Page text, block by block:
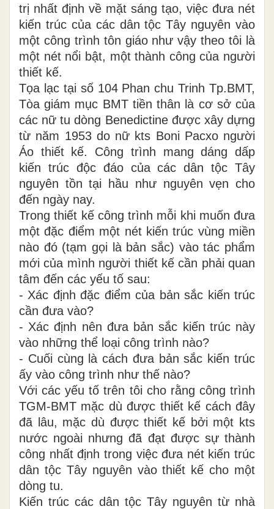
trị nhất định về mặt sáng tạo, việc đưa nét
kiến trúc của các dân tộc Tây nguyên vào
một công trình tôn giáo như vậy theo tôi là
một nét nổi bật, một thành công của người
thiết kế.
Tọa lạc tại số 104 Phan chu Trinh Tp.BMT,
Tòa giám mục BMT tiền thân là cơ sở của
các nữ tu dòng Benedictine được xây dựng
từ năm 1953 do nữ kts Boni Pacxo người
Áo thiết kế. Công trình mang dáng dấp
kiến trúc độc đáo của các dân tộc Tây
nguyên tồn tại hầu như nguyên vẹn cho
đến ngày nay.
Trong thiết kế công trình mỗi khi muốn đưa
một đặc điểm một nét kiến trúc vùng miền
nào đó (tạm gọi là bản sắc) vào tác phẩm
mới của mình người thiết kế cần phải quan
tâm đến các yếu tố sau:
- Xác định đặc điểm của bản sắc kiến trúc
cần đưa vào?
- Xác định nên đưa bản sắc kiến trúc này
vào những thể loại công trình nào?
- Cuối cùng là cách đưa bản sắc kiến trúc
ấy vào công trình như thế nào?
Với các yếu tố trên tôi cho rằng công trình
TGM-BMT mặc dù được thiết kế cách đây
đã lâu, mặc dù được thiết kế bởi một kts
nước ngoài nhưng đã đạt được sự thành
công nhất định trong việc đưa nét kiến trúc
dân tộc Tây nguyên vào thiết kế cho một
dòng tu.
Kiến trúc các dân tộc Tây nguyên từ nhà